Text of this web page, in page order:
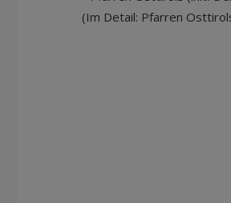
(Im Detail: Pfarren